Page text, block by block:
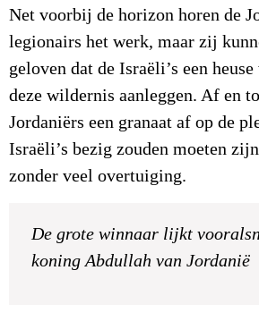
Net voorbij de horizon horen de
legionairs het werk, maar zij
geloven dat de Israëli’s een
deze wildernis aanleggen. Af en
Jordaniërs een granaat af op de
Israëli’s bezig zouden moeten
zonder veel overtuiging.
De grote winnaar lijkt
koning Abdullah van Jordanië